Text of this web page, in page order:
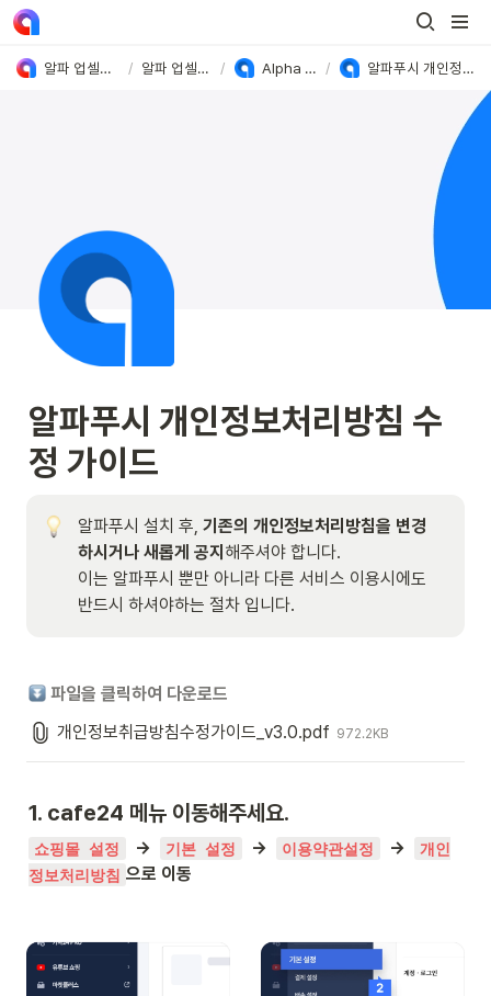
알파 업셀&푸시 User Guide / 알파 업셀&푸시 가이드 / Alpha Push 사용방법 / 알파푸시 개인정보처리방침 수정 가이드
알파푸시 개인정보처리방침 수
정 가이드
알파푸시 설치 후, 기존의 개인정보처리방침을 변경
하시거나 새롭게 공지 해주셔야 합니다.
이는 알파푸시 뿐만 아니라 다른 서비스 이용시에도
반드시 하셔야하는 절차 입니다.
파일을 클릭하여 다운로드
개인정보취급방침수정가이드_v3.0.pdf 972.2KB
1. cafe24 메뉴 이동해주세요.
쇼핑몰 설정
  →
기본 설정
  →
이용약관설정
  →
개인
정보처리방침 으로 이동